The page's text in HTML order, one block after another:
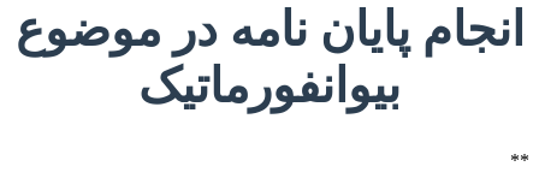
انجام پایان نامه در موضوع
بیوانفورماتیک
**